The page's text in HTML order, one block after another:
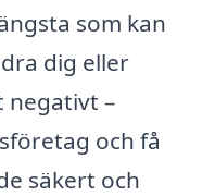
som kan
dig eller
negativt –
och få
säkert och